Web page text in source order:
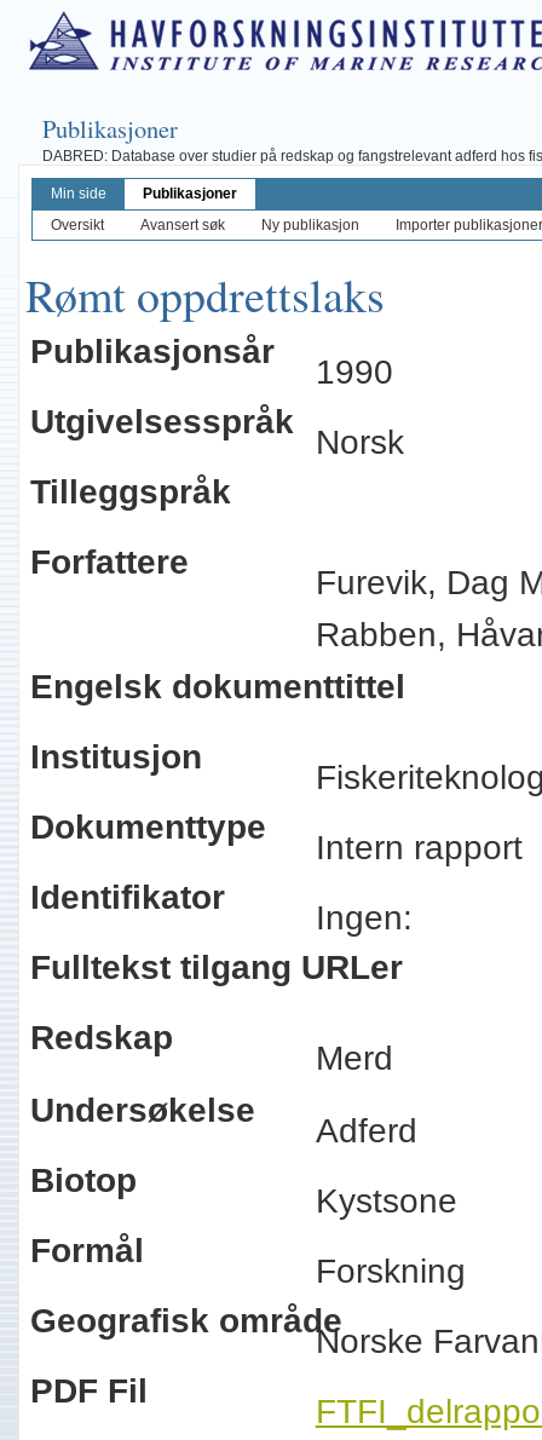
Publikasjoner
DABRED: Database over studier på redskap og fangstrelevant adferd hos
Min side
Publikasjoner
Oversikt
Avansert søk Ny publikasjon Importer
Rømt oppdrettslaks
Publikasjonsår
1990
Utgivelsesspråk
Norsk
Tilleggspråk
Forfattere
Furevik, Dag
Rabben,
Engelsk dokumenttittel
Institusjon
Dokumenttype
Intern rapport
Identifikator
Ingen:
Fulltekst tilgang URLer
Redskap
Merd
Undersøkelse
Adferd
Biotop
Kystsone
Formål
Forskning
Geografisk område
Norske
PDF Fil